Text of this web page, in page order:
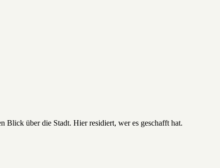
Blick über die Stadt. Hier residiert, wer es geschafft hat.